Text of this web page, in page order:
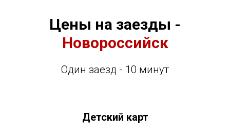
Цены на заезды -
Новороссийск
Один заезд - 10 минут
Детский карт